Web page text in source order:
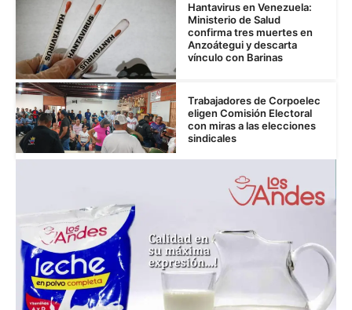
Hantavirus en Venezuela:
Ministerio de Salud
confirma tres muertes en
Anzoátegui y descarta
vínculo con Barinas
Trabajadores de Corpoelec
eligen Comisión Electoral
con miras a las elecciones
sindicales